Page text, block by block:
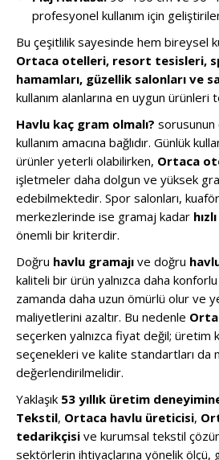
profesyonel kullanım için
Bu çeşitlilik sayesinde hem bireysel
Ortaca otelleri, resort tesisleri,
hamamları, güzellik salonları ve
kullanım alanlarına en uygun
Havlu kaç gram olmalı? sorusunun
kullanım amacına bağlıdır. Günlük
ürünler yeterli olabilirken, Ortaca
işletmeler daha dolgun ve yüksek
edebilmektedir. Spor salonları,
merkezlerinde ise gramaj kadar
önemli bir kriterdir.
Doğru havlu gramajı ve doğru
kaliteli bir ürün yalnızca daha konforlu
zamanda daha uzun ömürlü olur ve
maliyetlerini azaltır. Bu nedenle
seçerken yalnızca fiyat değil; üretim
seçenekleri ve kalite standartları da
değerlendirilmelidir.
Yaklaşık 53 yıllık üretim
Tekstil, Ortaca havlu üreticisi,
tedarikçisi ve kurumsal tekstil
sektörlerin ihtiyaçlarına yönelik ölçü,